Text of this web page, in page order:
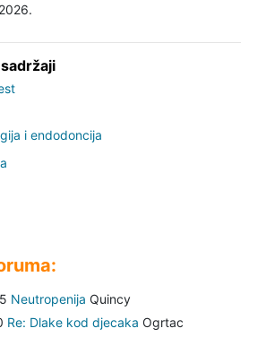
i endodoncija
Neutropenija Quincy
Re: Dlake kod djecaka Ogrtac